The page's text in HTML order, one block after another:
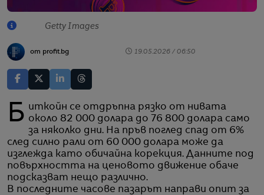
Getty Images
от profit.bg 19.05.2026 / 06:50
Биткойн се отдръпна рязко от нивата около 82 000 долара до 76 800 долара само
за няколко дни. На пръв поглед спад от 6%
след силно рали от 60 000 долара може да
изглежда като обичайна корекция. Данните под
повърхността на ценовото движение обаче
подсказват нещо различно.
В последните часове пазарът направи опит за